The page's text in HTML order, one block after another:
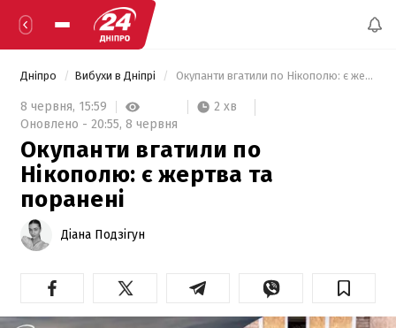
Дніпро Вибухи в Дніпрі Окупанти вгатили по Нікополю: є жертва та поранені
8 червня, 15:59
2 хв
Оновлено - 20:55, 8 червня
Окупанти вгатили по
Нікополю: є жертва та
поранені
Діана Подзігун